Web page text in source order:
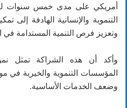
أمريكي على مدى خمس سنوات
التنموية والإنسانية الهادفة إلى
وتعزيز فرص التنمية المستدامة في
وأكد أن هذه الشراكة تمثل
المؤسسات التنموية والخيرية في
وضعف الخدمات الأساسية.